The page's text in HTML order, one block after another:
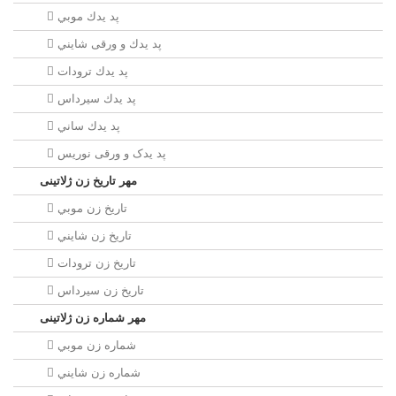
پد يدك موبي
پد يدك و ورقی شايني
پد يدك ترودات
پد يدك سيرداس
پد يدك ساني
پد یدک و ورقی نوریس
مهر تاريخ زن ژلاتینی
تاريخ زن موبي
تاريخ زن شايني
تاريخ زن ترودات
تاريخ زن سيرداس
مهر شماره زن ژلاتینی
شماره زن موبي
شماره زن شايني